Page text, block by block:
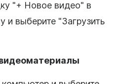
"+ Новое видео" в
и выберите "Загрузить